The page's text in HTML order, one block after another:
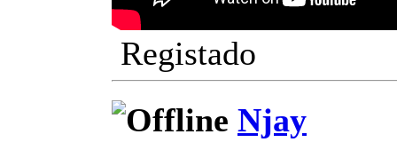
Registado
Njay